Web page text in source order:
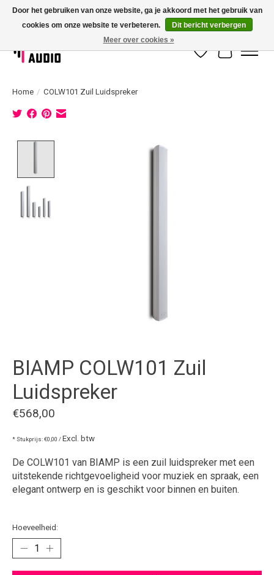
Dé specialist in 100 volt geluidsinstallatie met eigen installatieservice!
Verlanglijst
Home / COLW101 Zuil Luidspreker
Product image slideshow Items
BIAMP COLW101 Zuil
Luidspreker
€568,00
* Stukprijs: €0,00 /Excl. btw
De COLW101 van BIAMP is een zuil luidspreker met een
uitstekende richtgevoeligheid voor muziek en spraak, een
elegant ontwerp en is geschikt voor binnen en buiten.
Hoeveelheid:
Door het gebruiken van onze website, ga je akkoord met het gebruik van
cookies om onze website te verbeteren.
Dit bericht verbergen
Meer over cookies »